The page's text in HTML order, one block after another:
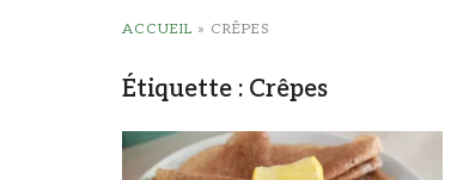
ACCUEIL » CRÊPES
Étiquette : Crêpes